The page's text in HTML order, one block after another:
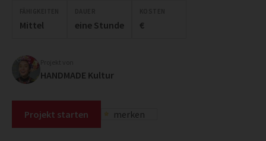
Mittel eine Stunde €
HANDMADE Kultur
Projekt starten merken